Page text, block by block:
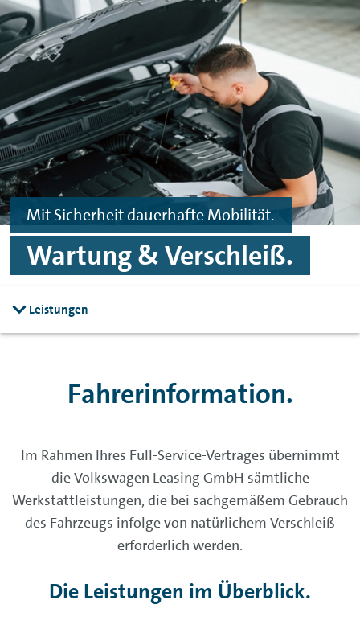
Zum Hauptinhalt springen
Zur Fußzeile springen
Mit Sicherheit dauerhafte Mobilität.
Wartung & Verschleiß.
Leistungen
Fahrerinformation.
Im Rahmen Ihres Full-Service-Vertrages übernimmt
die Volkswagen Leasing GmbH sämtliche
Werkstattleistungen, die bei sachgemäßem Gebrauch
des Fahrzeugs infolge von natürlichem Verschleiß
erforderlich werden.
Die Leistungen im Überblick.